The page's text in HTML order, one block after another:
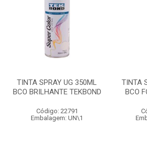
TINTA SPRAY UG 350ML
BCO BRILHANTE TEKBOND
Código: 22791
Embalagem: UN\1
TINTA
BCO